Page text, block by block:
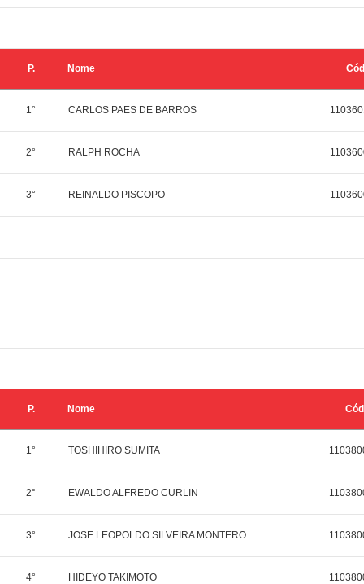
P. Nome Cód
1° CARLOS PAES DE BARROS
2° RALPH ROCHA
3° REINALDO PISCOPO
P. Nome Cód
1° TOSHIHIRO SUMITA
2° EWALDO ALFREDO CURLIN
3° JOSE LEOPOLDO SILVEIRA MONTERO
4° HIDEYO TAKIMOTO